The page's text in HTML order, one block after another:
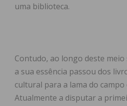
uma biblioteca.
Contudo, ao longo deste meio
a sua essência passou dos
cultural para a lama do
Atualmente a disputar a